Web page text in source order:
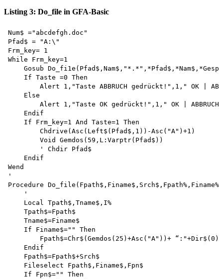
Listing 3: Do_file in GFA-Basic
Num$ ="abcdefgh.doc"
Pfad$ = "A:\"
Frm_key= 1
While Frm_key=1
Gosub
    If Taste =0 Then
Alert 1,"Taste ABBRUCH gedrückt!",1," OK |
    Else
Alert 1,"Taste OK gedrückt!",1," OK | ABBRUCH
    Endif
    If Frm_key=1 And Taste=1 Then
        Chdrive(Asc(Left$(Pfad$,1))-Asc("A")+1)
        Void Gemdos(59,L:Varptr(Pfad$))
        ' Chdir Pfad$
    Endif
Wend
'
Procedure
    '
    Local Tpath$,Tname$,I%
    Tpath$=Fpath$
    Tname$=Finame$
    If Finame$="" Then
Fpath$=Chr$(Gemdos(25)+Asc("A"))+
    Endif
    Fpath$=Fpath$+Srch$
    Fileselect Fpath$,Finame$,Fpn$
    If Fpn$="" Then